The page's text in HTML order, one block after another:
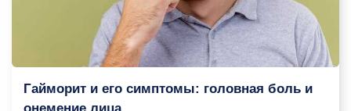
Гайморит и его симптомы: головная боль и